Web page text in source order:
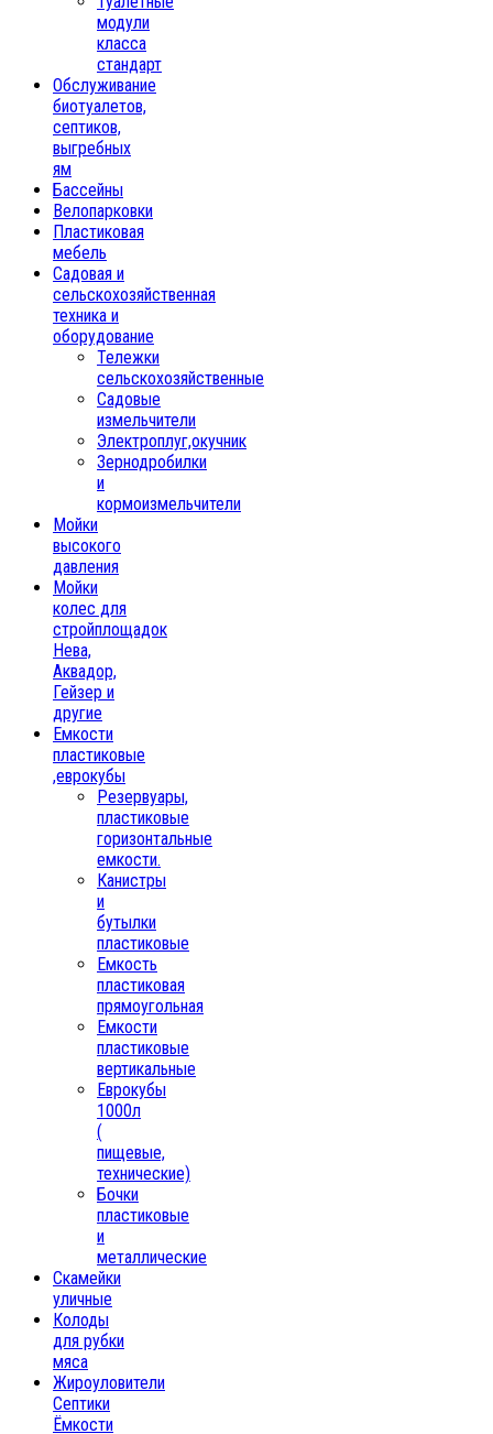
модули
класса
стандарт
Обслуживание
биотуалетов,
септиков,
выгребных
ям
Бассейны
Велопарковки
Пластиковая
мебель
Садовая и
сельскохозяйственная
техника и
оборудование
Тележки
сельскохозяйственные
Садовые
измельчители
Электроплуг,окучник
Зернодробилки
и
кормоизмельчители
Мойки
высокого
давления
Мойки
колес для
стройплощадок
Нева,
Аквадор,
Гейзер и
другие
Емкости
пластиковые
,еврокубы
Резервуары,
пластиковые
горизонтальные
емкости.
Канистры
и
бутылки
пластиковые
Емкость
пластиковая
прямоугольная
Емкости
пластиковые
вертикальные
Еврокубы
1000л
(
пищевые,
технические)
Бочки
пластиковые
и
металлические
Скамейки
уличные
Колоды
для рубки
мяса
Жироуловители
Септики
Ёмкости